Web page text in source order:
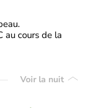
au cours de la
Voir la nuit